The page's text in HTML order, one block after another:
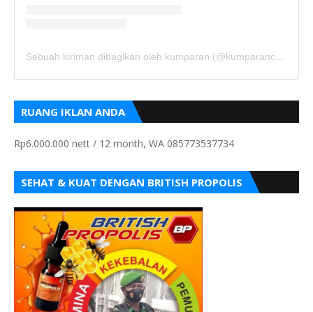
Sebuah kiriman dibagikan oleh kumparan (@kumparancom)
RUANG IKLAN ANDA
Rp6.000.000 nett / 12 month, WA 085773537734
SEHAT & KUAT DENGAN BRITISH PROPOLIS